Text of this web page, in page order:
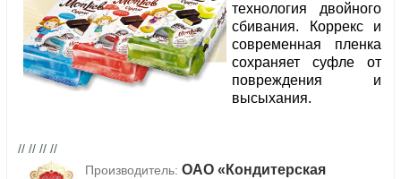
технология двойного
сбивания. Коррекс и
современная пленка
сохраняет суфле от
повреждения и
высыхания.
// // // //
Производитель: ОАО «Кондитерская